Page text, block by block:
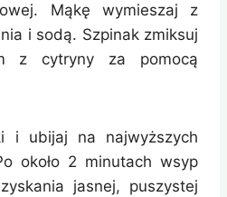
Mąkę wymieszaj z
i sodą. Szpinak zmiksuj
z cytryny za pomocą
i ubijaj na najwyższych
około 2 minutach wsyp
jasnej, puszystej